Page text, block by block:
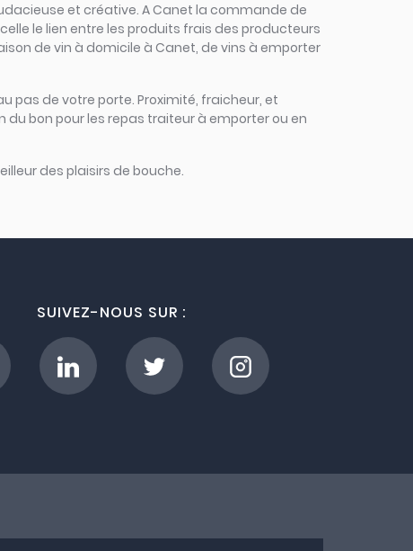
et créative. A Canet la commande de
le lien entre les produits frais des producteurs
de vin à domicile à Canet, de vins à emporter
pas de votre porte. Proximité, fraicheur, et
bon pour les repas traiteur à emporter ou en
des plaisirs de bouche.
SUIVEZ-NOUS SUR :